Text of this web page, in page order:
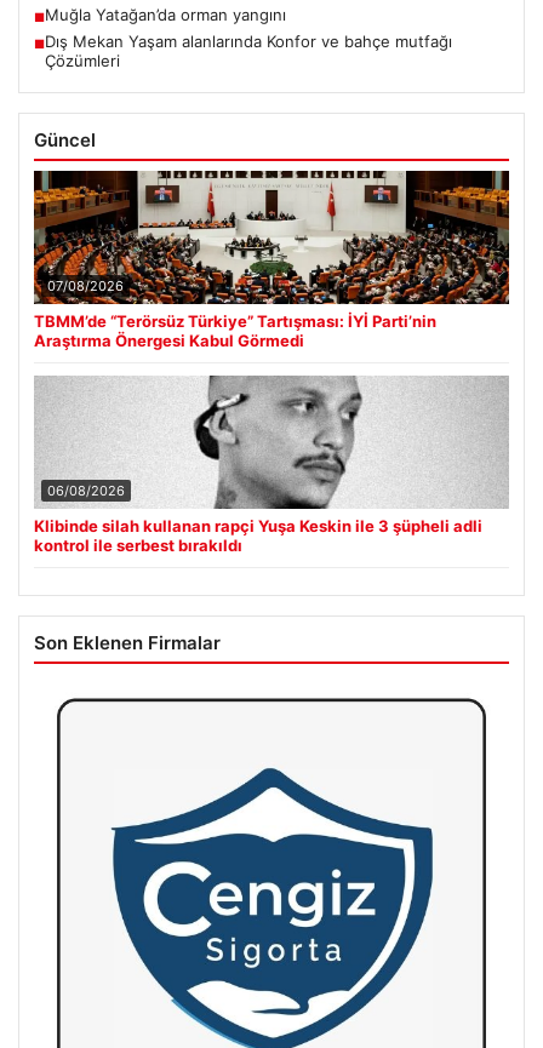
■Muğla Yatağan’da orman yangını
■Dış Mekan Yaşam alanlarında Konfor ve bahçe mutfağı
Çözümleri
Güncel
07/08/2026
TBMM’de “Terörsüz Türkiye” Tartışması: İYİ Parti’nin
Araştırma Önergesi Kabul Görmedi
06/08/2026
Klibinde silah kullanan rapçi Yuşa Keskin ile 3 şüpheli adli
kontrol ile serbest bırakıldı
Son Eklenen Firmalar